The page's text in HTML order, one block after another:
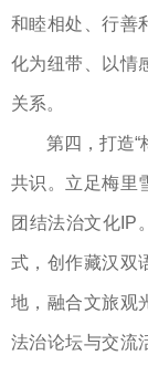
和睦相处、行善
化为纽带、以情
关系。
第四，打造“
共识。立足梅里
团结法治文化IP
式，创作藏汉双
地，融合文旅观
法治论坛与交流